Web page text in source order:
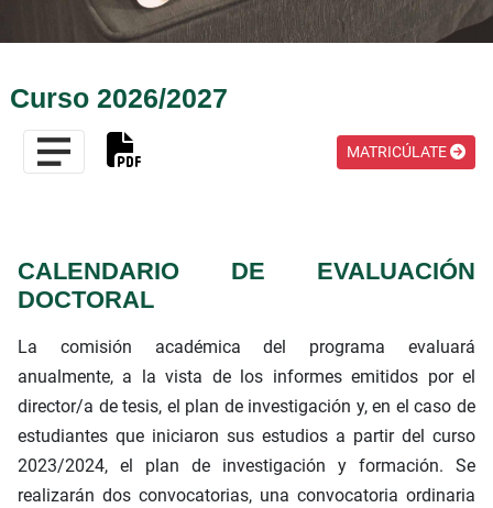
Curso 2026/2027
MATRICÚLATE
CALENDARIO DE EVALUACIÓN
DOCTORAL
La comisión académica del programa evaluará
anualmente, a la vista de los informes emitidos por el
director/a de tesis, el plan de investigación y, en el caso de
estudiantes que iniciaron sus estudios a partir del curso
2023/2024, el plan de investigación y formación. Se
realizarán dos convocatorias, una convocatoria ordinaria